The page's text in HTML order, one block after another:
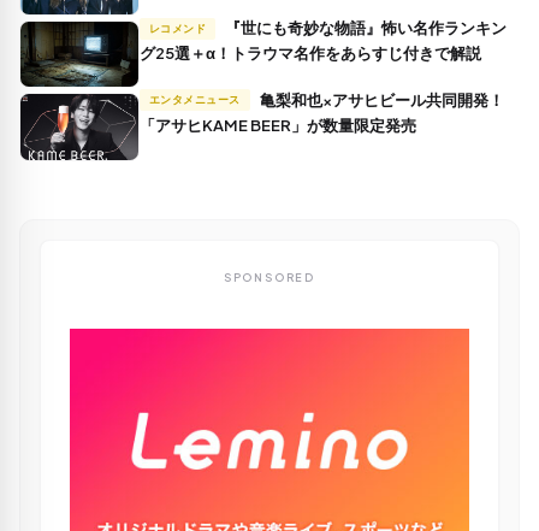
レコメンド
グ25選＋α！トラウマ名作をあらすじ付きで解説
エンタメニュース
「アサヒKAME BEER」が数量限定発売
SPONSORED